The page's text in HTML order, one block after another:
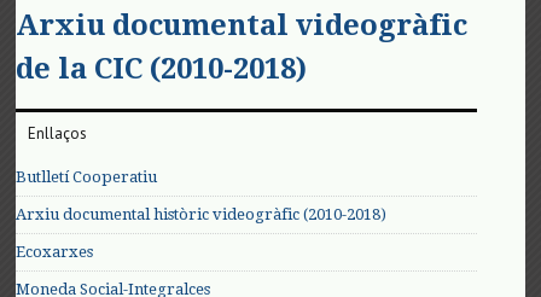
Arxiu documental videogràfic
de la CIC (2010-2018)
Enllaços
Butlletí Cooperatiu
Arxiu documental històric videogràfic (2010-2018)
Ecoxarxes
Moneda Social-Integralces